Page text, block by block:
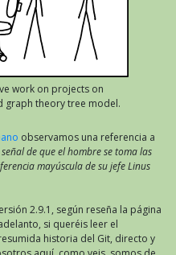
work on projects on
graph theory tree model.
observamos una referencia a
de que el hombre se toma las
mayúscula de su jefe Linus
2.9.1, según reseña la página
si queréis leer el
historia del Git, directo y